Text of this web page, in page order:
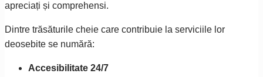
apreciați și comprehensi.
Dintre trăsăturile cheie care contribuie la serviciile lor
deosebite se numără:
Accesibilitate 24/7